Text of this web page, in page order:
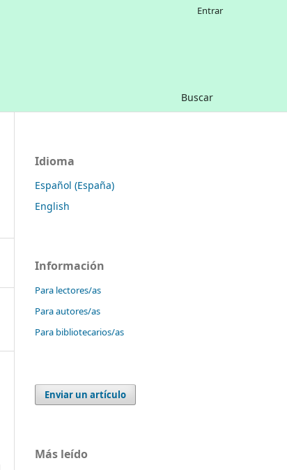
Buscar
Entrar
Idioma
Español (España)
English
Información
Para lectores/as
Para autores/as
Para bibliotecarios/as
Enviar un artículo
Más leído